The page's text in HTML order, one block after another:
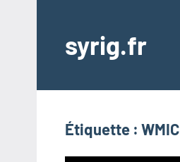
contenusyrig.fr
Étiquette : WMIC